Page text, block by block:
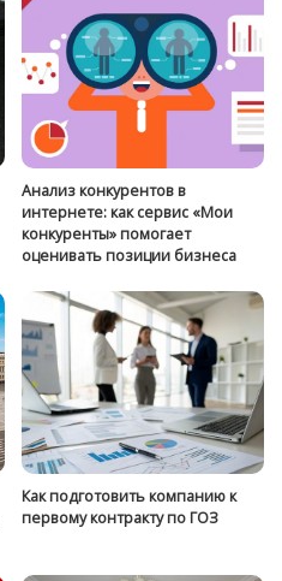
Анализ конкурентов в
интернете: как сервис «Мои
конкуренты» помогает
оценивать позиции бизнеса
Как подготовить компанию к
первому контракту по ГОЗ